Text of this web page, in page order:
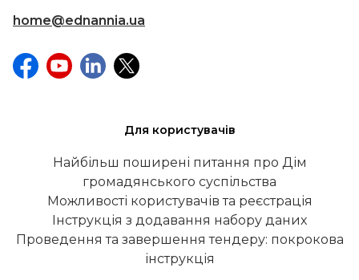
home@ednannia.ua
Для користувачів
Найбільш поширені питання про Дім
громадянського суспільства
Можливості користувачів та реєстрація
Інструкція з додавання набору даних
Проведення та завершення тендеру: покрокова
інструкція